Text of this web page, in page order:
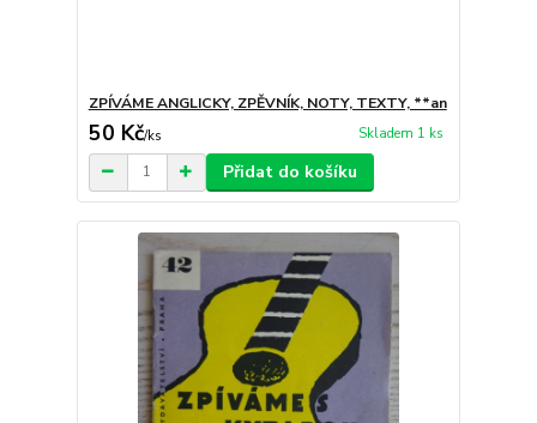
ZPÍVÁME ANGLICKY, ZPĚVNÍK, NOTY, TEXTY, **an
50 Kč/ks Skladem 1 ks
Přidat do košíku